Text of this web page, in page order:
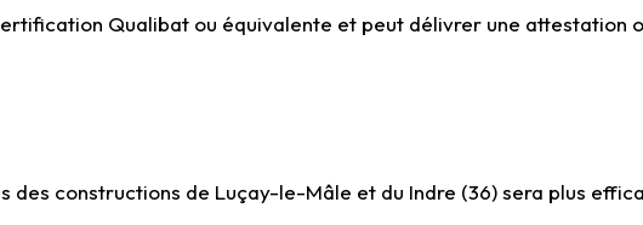
Qualibat ou équivalente et peut délivrer une attestation
des constructions de Luçay-le-Mâle et du Indre (36) sera plus